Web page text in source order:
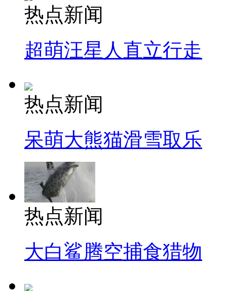
热点新闻
超萌汪星人直立行走
热点新闻
呆萌大熊猫滑雪取乐
热点新闻
大白鲨腾空捕食猎物